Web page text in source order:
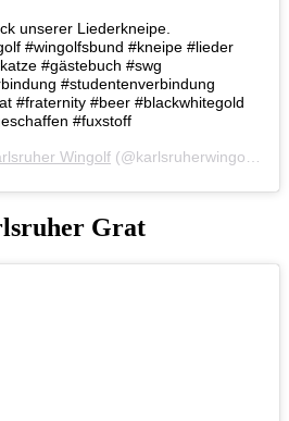
unserer Liederkneipe.
#wingolfsbund #kneipe #lieder
#gästebuch #swg
#studentenverbindung
#fraternity #beer #blackwhitegold
#fuxstoff
Wingolf (@karlsruherwingolf) am
Grat